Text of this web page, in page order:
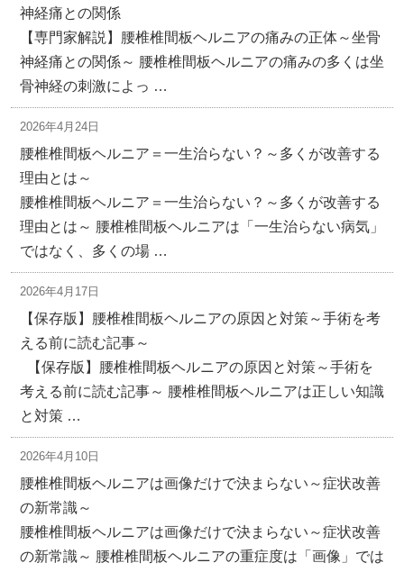
神経痛との関係
【専門家解説】腰椎椎間板ヘルニアの痛みの正体～坐骨
神経痛との関係～ 腰椎椎間板ヘルニアの痛みの多くは坐
骨神経の刺激によっ …
2026年4月24日
腰椎椎間板ヘルニア＝一生治らない？～多くが改善する
理由とは～
腰椎椎間板ヘルニア＝一生治らない？～多くが改善する
理由とは～ 腰椎椎間板ヘルニアは「一生治らない病気」
ではなく、多くの場 …
2026年4月17日
【保存版】腰椎椎間板ヘルニアの原因と対策～手術を考
える前に読む記事～
【保存版】腰椎椎間板ヘルニアの原因と対策～手術を
考える前に読む記事～ 腰椎椎間板ヘルニアは正しい知識
と対策 …
2026年4月10日
腰椎椎間板ヘルニアは画像だけで決まらない～症状改善
の新常識～
腰椎椎間板ヘルニアは画像だけで決まらない～症状改善
の新常識～ 腰椎椎間板ヘルニアの重症度は「画像」では